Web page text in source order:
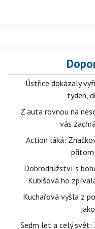
Ústřice dokázaly
týden,
Z auta rovnou na
vás
Action láká:
Dobrodružství s
Kubišová ho
Kuchařová vyšla z
Sedm let a celý svět: